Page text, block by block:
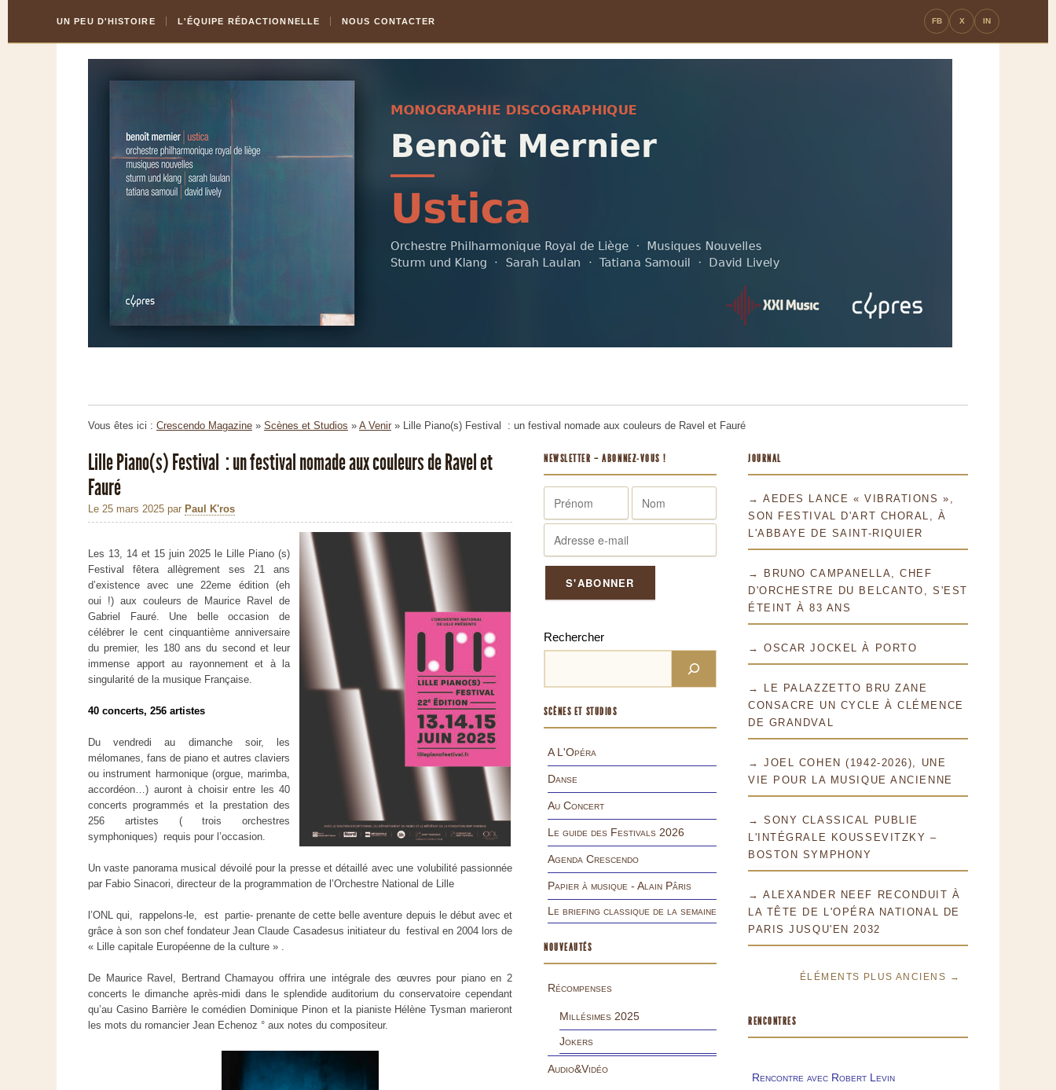
Content
la
UN PEU D'HISTOIRE L'ÉQUIPE RÉDACTIONNELLE NOUS CONTACTER FB X IN
Vous êtes ici : Crescendo Magazine » Scènes et Studios » A Venir » Lille Piano(s) Festival : un festival nomade aux couleurs de Ravel et Fauré
Lille Piano(s) Festival : un festival nomade aux couleurs de Ravel et
Fauré
Le 25 mars 2025 par Paul K'ros
Les 13, 14 et 15 juin 2025 le Lille Piano (s)
Festival fêtera allègrement ses 21 ans
d’existence avec une 22eme édition (eh
oui !) aux couleurs de Maurice Ravel de
Gabriel Fauré. Une belle occasion de
célébrer le cent cinquantième anniversaire
du premier, les 180 ans du second et leur
immense apport au rayonnement et à la
singularité de la musique Française.
40 concerts, 256 artistes
Du vendredi au dimanche soir, les
mélomanes, fans de piano et autres claviers
ou instrument harmonique (orgue, marimba,
accordéon…) auront à choisir entre les 40
concerts programmés et la prestation des
256 artistes ( trois orchestres
symphoniques) requis pour l’occasion.
Un vaste panorama musical dévoilé pour la presse et détaillé avec une volubilité passionnée
par Fabio Sinacori, directeur de la programmation de l’Orchestre National de Lille
l’ONL qui, rappelons-le, est partie- prenante de cette belle aventure depuis le début avec et
grâce à son son chef fondateur Jean Claude Casadesus initiateur du festival en 2004 lors de
« Lille capitale Européenne de la culture » .
De Maurice Ravel, Bertrand Chamayou offrira une intégrale des œuvres pour piano en 2
concerts le dimanche après-midi dans le splendide auditorium du conservatoire cependant
qu’au Casino Barrière le comédien Dominique Pinon et la pianiste Hélène Tysman marieront
les mots du romancier Jean Echenoz ° aux notes du compositeur.
NEWSLETTER – ABONNEZ-VOUS !
Rechercher
SCÈNES ET STUDIOS
A L'Opéra
Danse
Au Concert
Le guide des Festivals 2026
Agenda Crescendo
Papier à musique - Alain Pâris
Le briefing classique de la semaine
NOUVEAUTÉS
Récompenses
Millésimes 2025
Jokers
Audio&Vidéo
JOURNAL
→ AEDES LANCE « VIBRATIONS »,
SON FESTIVAL D'ART CHORAL, À
L'ABBAYE DE SAINT-RIQUIER
→ BRUNO CAMPANELLA, CHEF
D'ORCHESTRE DU BELCANTO, S'EST
ÉTEINT À 83 ANS
→ OSCAR JOCKEL À PORTO
→ LE PALAZZETTO BRU ZANE
CONSACRE UN CYCLE À CLÉMENCE
DE GRANDVAL
→ JOEL COHEN (1942-2026), UNE
VIE POUR LA MUSIQUE ANCIENNE
→ SONY CLASSICAL PUBLIE
L'INTÉGRALE KOUSSEVITZKY –
BOSTON SYMPHONY
→ ALEXANDER NEEF RECONDUIT À
LA TÊTE DE L'OPÉRA NATIONAL DE
PARIS JUSQU'EN 2032
ÉLÉMENTS PLUS ANCIENS →
RENCONTRES
Rencontre avec Robert Levin